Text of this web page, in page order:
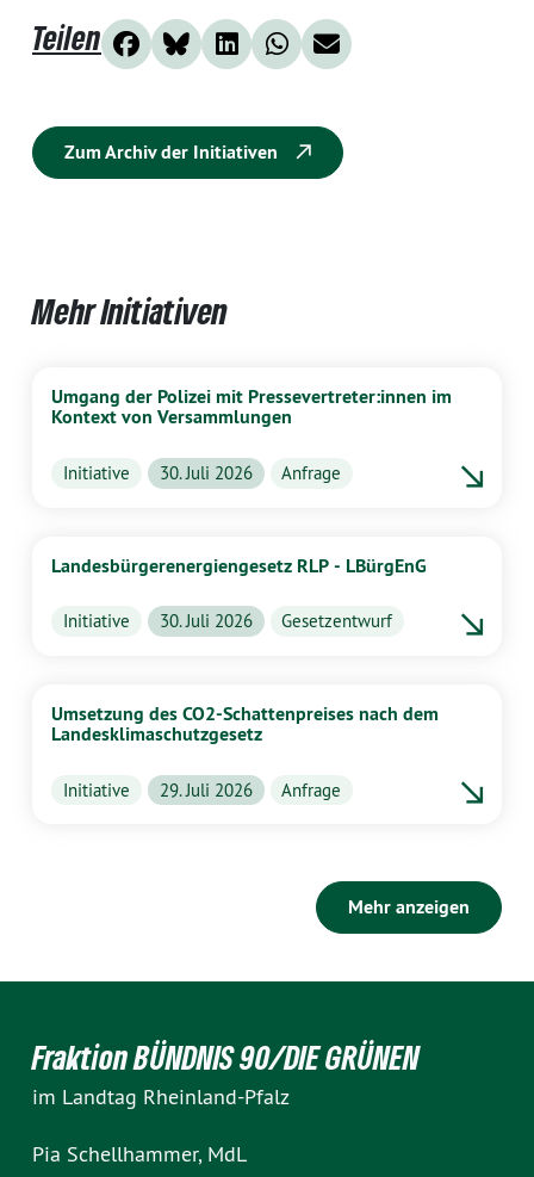
Teilen
Zum Archiv der Initiativen
Mehr Initiativen
Umgang der Polizei mit Pressevertreter:innen im
Kontext von Versammlungen
Initiative 30. Juli 2026 Anfrage
Landesbürgerenergiengesetz RLP - LBürgEnG
Initiative 30. Juli 2026 Gesetzentwurf
Umsetzung des CO2-Schattenpreises nach dem
Landesklimaschutzgesetz
Initiative 29. Juli 2026 Anfrage
Mehr anzeigen
Fraktion BÜNDNIS 90/DIE GRÜNEN
im Landtag Rheinland-Pfalz
Pia Schellhammer, MdL